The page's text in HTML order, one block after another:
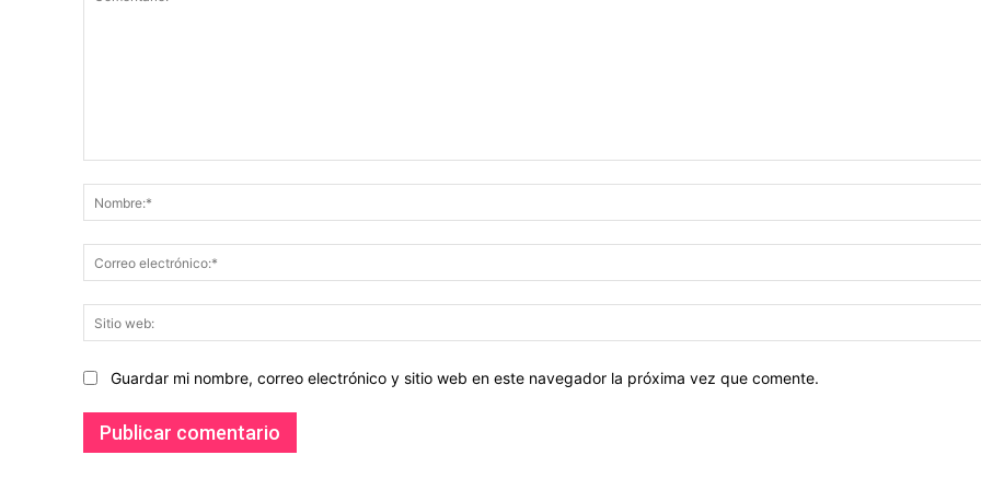
Guardar mi nombre, correo electrónico y sitio web en este navegador la próxima vez que comente.